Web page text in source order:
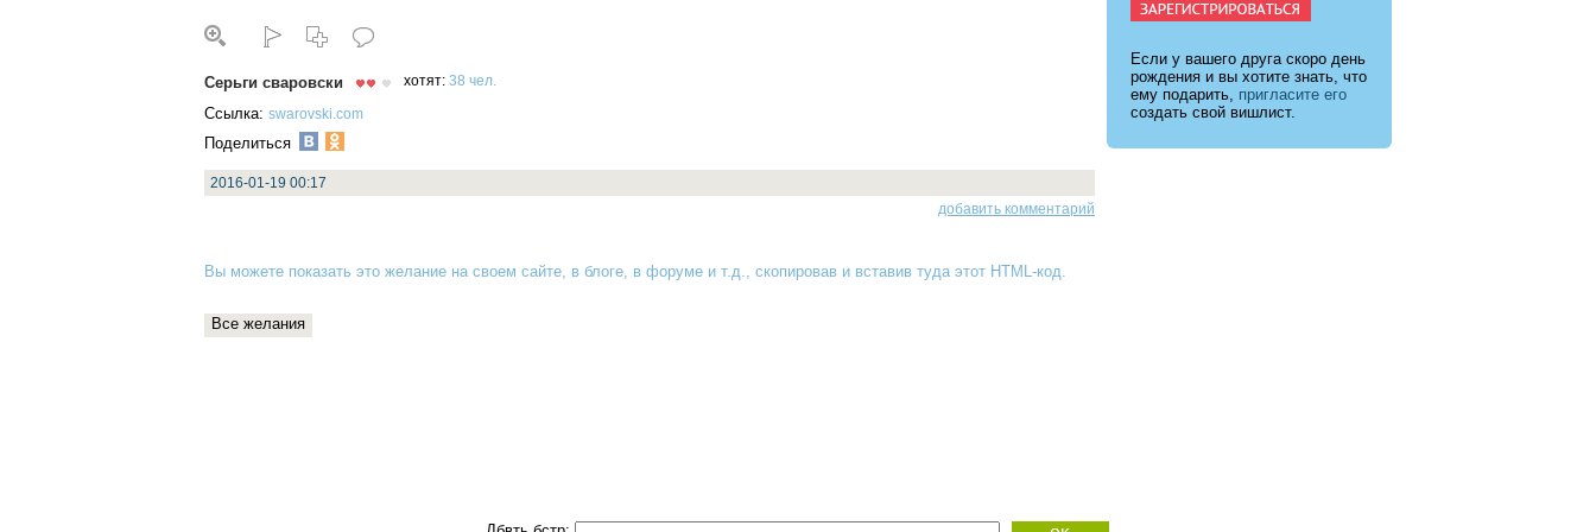
Серьги сваровски хотят: 38 чел.
Ссылка: swarovski.com
Поделиться
2016-01-19 00:17
добавить комментарий
Вы можете показать это желание на своем сайте, в блоге, в форуме и т.д., скопировав и вставив туда этот HTML-код.
Все желания
Если у вашего друга скоро день
рождения и вы хотите знать, что
ему подарить, пригласите его
создать свой вишлист.